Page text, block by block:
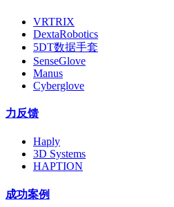
VRTRIX
DextaRobotics
5DT数据手套
SenseGlove
Manus
Cyberglove
力反馈
Haply
3D Systems
HAPTION
成功案例